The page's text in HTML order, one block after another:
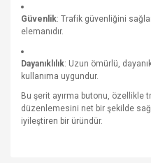
Güvenlik: Trafik güvenliğini
elemanıdır.
Dayanıklılık: Uzun ömürlü,
kullanıma uygundur.
Bu şerit ayırma butonu, özellikle
düzenlemesini net bir şekilde
iyileştiren bir üründür.